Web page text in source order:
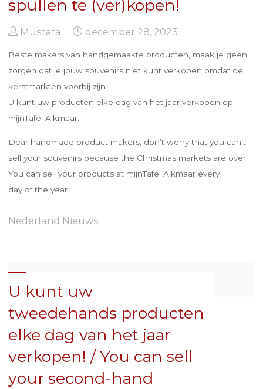
spullen te (ver)kopen!
Mustafa december 28, 2023
Beste makers van handgemaakte producten, maak je geen
zorgen dat je jouw souvenirs niet kunt verkopen omdat de
kerstmarkten voorbij zijn.
U kunt uw producten elke dag van het jaar verkopen op
mijnTafel Alkmaar.
Dear handmade product makers, don’t worry that you can’t
sell your souvenirs because the Christmas markets are over.
You can sell your products at mijnTafel Alkmaar every
day of the year.
Nederland Nieuws
U kunt uw
tweedehands producten
elke dag van het jaar
verkopen! / You can sell
your second-hand